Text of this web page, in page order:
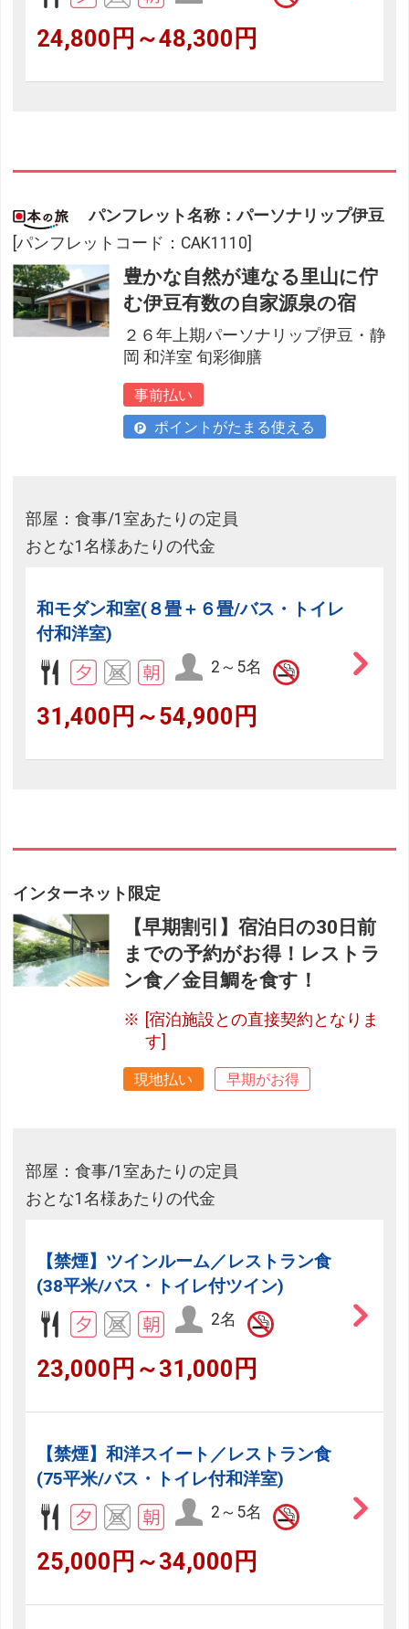
24,800円～48,300円
パンフレット名称：パーソナリップ伊豆
[パンフレットコード：CAK1110]
豊かな自然が連なる里山に佇
む伊豆有数の自家源泉の宿
２６年上期パーソナリップ伊豆・静
岡 和洋室 旬彩御膳
事前払い
ポイントがたまる使える
部屋：食事/1室あたりの定員
おとな1名様あたりの代金
和モダン和室(８畳＋６畳/バス・トイレ
付和洋室)
2～5名
31,400円～54,900円
インターネット限定
【早期割引】宿泊日の30日前
までの予約がお得！レストラ
ン食／金目鯛を食す！
[宿泊施設との直接契約となりま
す]
現地払い 早期がお得
部屋：食事/1室あたりの定員
おとな1名様あたりの代金
【禁煙】ツインルーム／レストラン食
(38平米/バス・トイレ付ツイン)
2名
23,000円～31,000円
【禁煙】和洋スイート／レストラン食
(75平米/バス・トイレ付和洋室)
2～5名
25,000円～34,000円